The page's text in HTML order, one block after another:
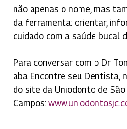
não apenas o nome, mas
da ferramenta: orientar,
cuidado com a saúde bucal
Para conversar com o Dr.
aba Encontre seu Dentista,
do site da Uniodonto de São
Campos: